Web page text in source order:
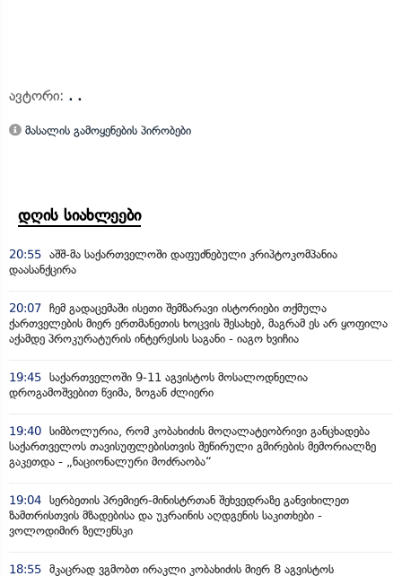
ავტორი: . .
მასალის გამოყენების პირობები
დღის სიახლეები
20:55 აშშ-მა საქართველოში დაფუძნებული კრიპტოკომპანია
დაასანქცირა
20:07 ჩემ გადაცემაში ისეთი შემზარავი ისტორიები თქმულა
ქართველების მიერ ერთმანეთის ხოცვის შესახებ, მაგრამ ეს არ ყოფილა
აქამდე პროკურატურის ინტერესის საგანი - იაგო ხვიჩია
19:45 საქართველოში 9-11 აგვისტოს მოსალოდნელია
დროგამოშვებით წვიმა, ზოგან ძლიერი
19:40 სიმბოლურია, რომ კობახიძის მოღალატეობრივი განცხადება
საქართველოს თავისუფლებისთვის შეწირული გმირების მემორიალზე
გაკეთდა - „ნაციონალური მოძრაობა“
19:04 სერბეთის პრემიერ-მინისტრთან შეხვედრაზე განვიხილეთ
ზამთრისთვის მზადებისა და უკრაინის აღდგენის საკითხები -
ვოლოდიმირ ზელენსკი
18:55 მკაცრად ვგმობთ ირაკლი კობახიძის მიერ 8 აგვისტოს